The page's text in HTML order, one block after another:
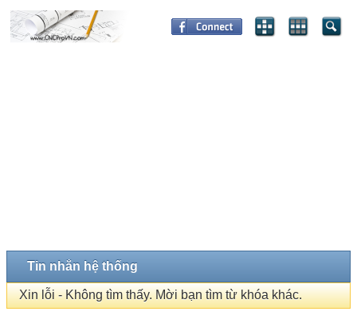
Tin nhắn hệ thống
Xin lỗi - Không tìm thấy. Mời bạn tìm từ khóa khác.